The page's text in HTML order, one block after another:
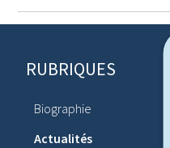
PRUBRIQUES
Biographie
Actualités